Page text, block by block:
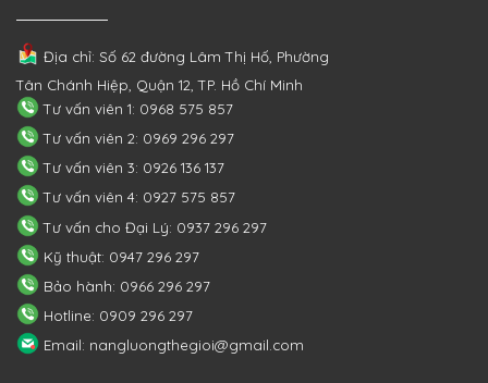
Địa chỉ: Số 62 đường Lâm Thị Hố, Phường
Tân Chánh Hiệp, Quận 12, TP. Hồ Chí Minh
Tư vấn viên 1: 0968 575 857
Tư vấn viên 2: 0969 296 297
Tư vấn viên 3: 0926 136 137
Tư vấn viên 4: 0927 575 857
Tư vấn cho Đại Lý: 0937 296 297
Kỹ thuật: 0947 296 297
Bảo hành: 0966 296 297
Hotline: 0909 296 297
Email: nangluongthegioi@gmail.com